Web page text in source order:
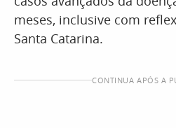
meses, inclusive com
Santa Catarina.
CONTINUA APÓS A